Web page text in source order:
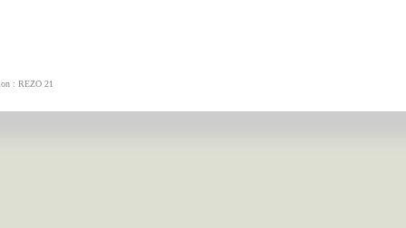
: REZO 21